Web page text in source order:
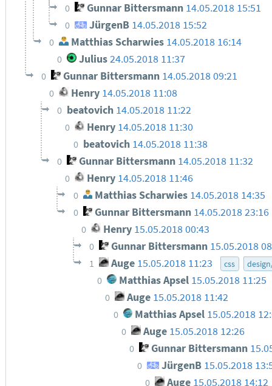
0 Gunnar Bittersmann 14.05.2018 15:51
0 JürgenB 14.05.2018 15:52
0 Matthias Scharwies 14.05.2018 16:14
0 Julius24.05.2018 11:37
0 Gunnar Bittersmann 14.05.2018 09:21
0 Henry 14.05.2018 11:08
0 beatovich 14.05.2018 11:22
0 Henry 14.05.2018 11:30
0 beatovich 14.05.2018 11:38
0 Gunnar Bittersmann 14.05.2018 11:32
0 Henry 14.05.2018 11:46
0 Matthias Scharwies 14.05.2018 14:35
0 Gunnar Bittersmann 14.05.2018 23:16
0 Henry 15.05.2018 00:43
0 Gunnar Bittersmann 15.05.2018
1 Auge 15.05.2018 11:23 css
0 Matthias Apsel 15.05.2018 11:25
0 Auge 15.05.2018 11:42
0 Matthias Apsel 15.05.2018
0 Auge 15.05.2018 12:26
0 Gunnar Bittersmann
0 JürgenB 15.05.2018
0 Auge 15.05.2018 14:12